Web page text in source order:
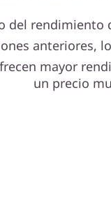
del rendimiento
anteriores,
mayor
un precio